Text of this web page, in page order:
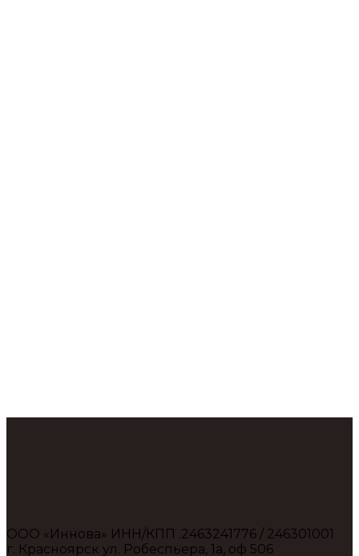
ООО «Иннова» ИНН/КПП .2463241776 / 246301001
г. Красноярск ул. Робеспьера, 1а, оф 506